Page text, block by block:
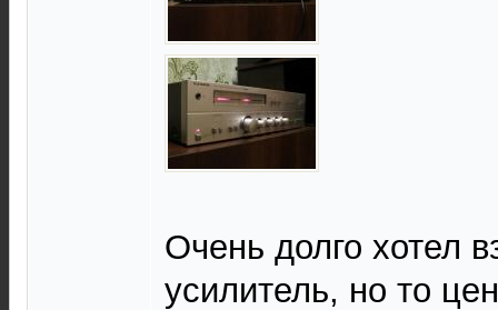
Очень долго хотел
усилитель, но то